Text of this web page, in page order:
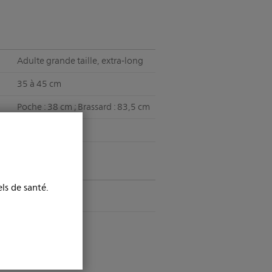
de santé.
Adulte grande taille, extra‑long
35 à 45 cm
Poche : 38 cm ; Brassard : 83,5 cm
Oui